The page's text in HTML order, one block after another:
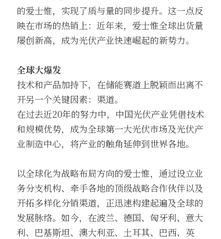
的爱士惟，实现了质与量的同步提升。这一点反
映在市场的热销上：近年来，爱士惟全球出货量
屡创新高，成为光伏产业快速崛起的新势力。
全球大爆发
技术和产品加持下，在储能赛道上脱颖而出离不
开另一个关键因素：渠道。
在过去近20年的努力中，中国光伏产业凭借技术
和规模优势，成为全球第一大光伏市场及光伏产
业制造中心，将产业的触角延伸到世界各地。
以全球化为战略布局方向的爱士惟，通过设立业
务分支机构、牵手各地的顶级战略合作伙伴以及
开拓多样化分销渠道，正迅速构建起遍及全球的
发展脉络。如今，在波兰、德国、匈牙利、意大
利、巴基斯坦、澳大利亚、土耳其、巴西、英